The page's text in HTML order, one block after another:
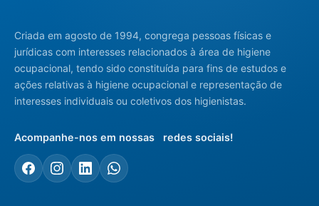
Criada em agosto de 1994, congrega pessoas físicas e
jurídicas com interesses relacionados à área de higiene
ocupacional, tendo sido constituída para fins de estudos e
ações relativas à higiene ocupacional e representação de
interesses individuais ou coletivos dos higienistas.
Acompanhe-nos em nossas redes sociais!